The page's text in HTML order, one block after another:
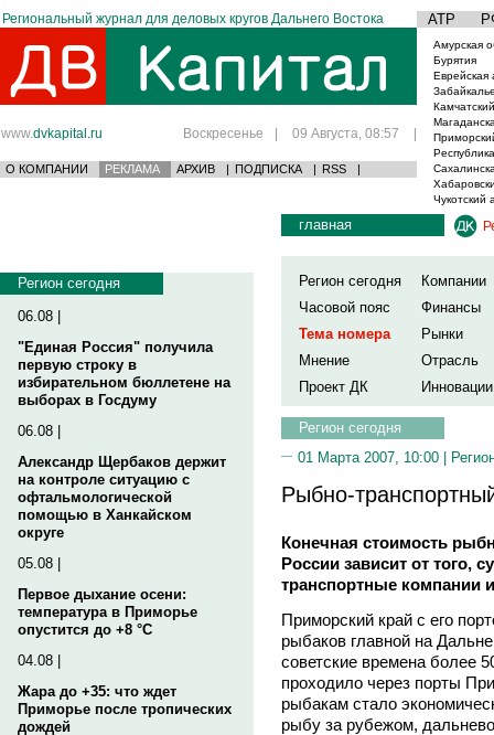
Региональный журнал для деловых кругов Дальнего Востока АТР
www.dvkapital.ru Воскресенье | 09 Августа, 08:57 |
О КОМПАНИИ РЕКЛАМА АРХИВ | ПОДПИСКА | RSS |
Амурская
Бурятия
Еврейская
Чукотский
Регион сегодня
06.08 |
"Единая Россия" получила
первую строку в
избирательном бюллетене на
выборах в Госдуму
06.08 |
Александр Щербаков держит
на контроле ситуацию с
офтальмологической
помощью в Ханкайском
округе
05.08 |
Первое дыхание осени:
температура в Приморье
опустится до +8 °C
04.08 |
Жара до +35: что ждет
Приморье после тропических
дождей
главная
Регион сегодня
Компании
Часовой пояс
Финансы
Тема номера
Рынки
Мнение
Отрасль
Проект ДК
Инновации
Регион сегодня
01 Марта 2007, 10:00 |
Рыбно-
Конечная стоимость
России зависит от того,
транспортные
Приморский край с его
рыбаков главной на
советские времена более
проходило через порты
рыбакам стало
рыбу за рубежом,